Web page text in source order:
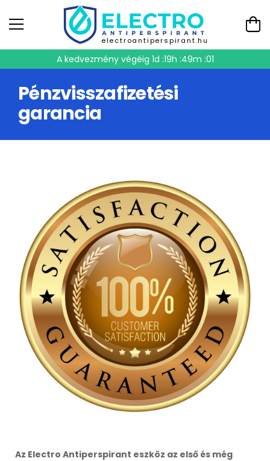
electroantiperspirant.hu
A kedvezmény végéig 1d :19h :49m :00
Pénzvisszafizetési
garancia
Az Electro Antiperspirant eszköz az első és még